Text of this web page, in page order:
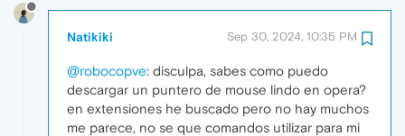
Natikiki Sep 30, 2024, 10:35 PM
@robocopve: disculpa, sabes como puedo
descargar un puntero de mouse lindo en opera?
en extensiones he buscado pero no hay muchos
me parece, no se que comandos utilizar para mi